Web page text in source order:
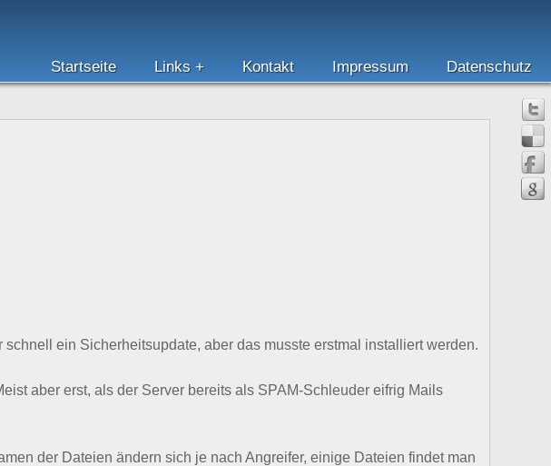
Startseite Links Kontakt Impressum Datenschutz
ein Sicherheitsupdate, aber das musste erstmal installiert werden.
aber erst, als der Server bereits als SPAM-Schleuder eifrig Mails
der Dateien ändern sich je nach Angreifer, einige Dateien findet man